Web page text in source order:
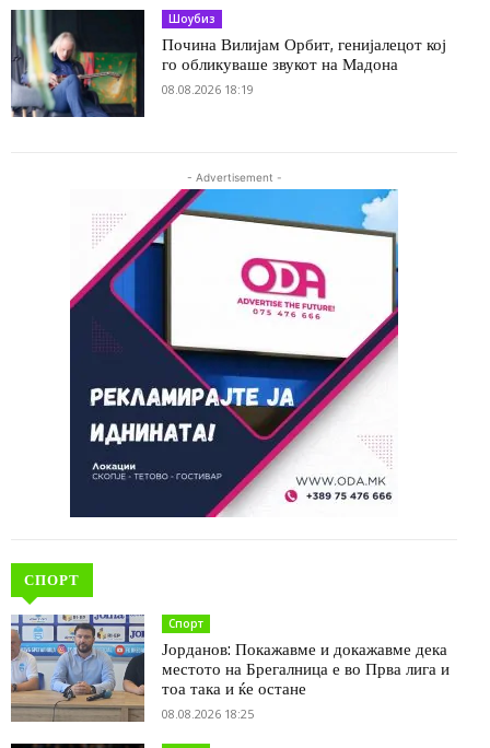
Шоубиз
Почина Вилијам Орбит, генијалецот кој
го обликуваше звукот на Мадона
08.08.2026 18:19
- Advertisement -
СПОРТ
Спорт
Јорданов: Покажавме и докажавме дека
местото на Брегалница е во Прва лига и
тоа така и ќе остане
08.08.2026 18:25